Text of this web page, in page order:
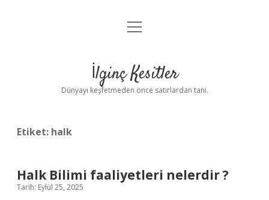
Anasayfa
Yasal Uyarı
menüyü
İlginç Kesitler
Dünyayı keşfetmeden önce satırlardan tanı.
Etiket: halk
Halk Bilimi faaliyetleri nelerdir ?
Tarih: Eylül 25, 2025